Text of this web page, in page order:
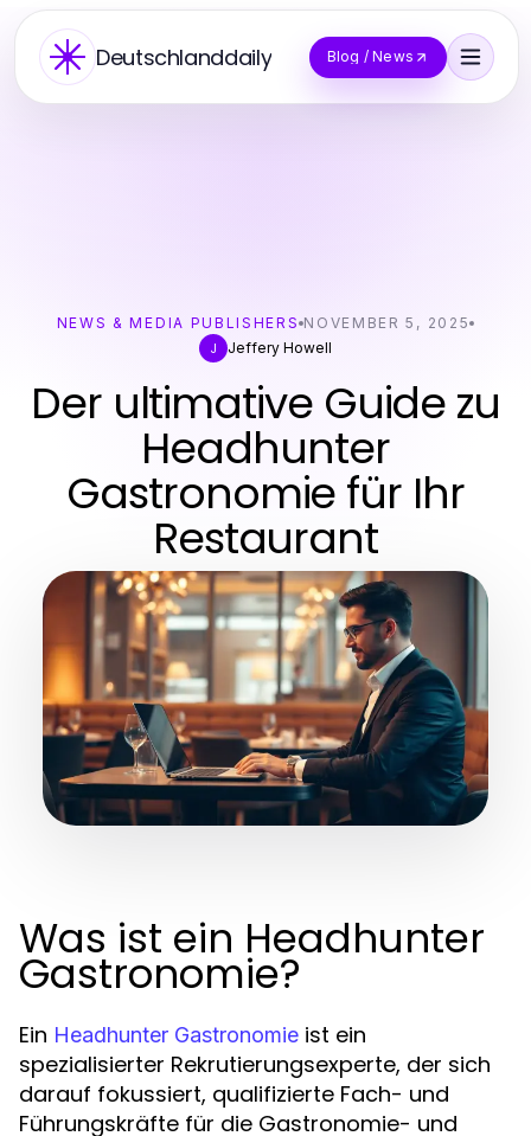
Deutschlanddaily Blog / News
NEWS & MEDIA PUBLISHERS NOVEMBER 5, 2025
J
Jeffery Howell
Der ultimative Guide zu
Headhunter
Gastronomie für Ihr
Restaurant
Was ist ein Headhunter
Gastronomie?
Ein Headhunter Gastronomie ist ein
spezialisierter Rekrutierungsexperte, der sich
darauf fokussiert, qualifizierte Fach- und
Führungskräfte für die Gastronomie- und